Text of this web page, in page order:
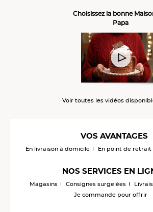
Choisissez la bonne
Papa
Voir toutes les vidéos
VOS AVANTAGES
En livraison à domicile En point de retrait
NOS SERVICES EN
Magasins Consignes surgelées
Je commande pour offrir